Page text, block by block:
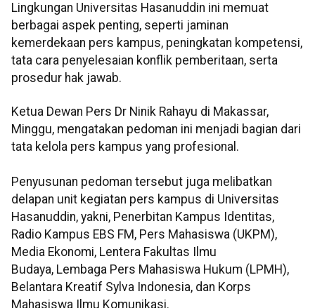
Lingkungan Universitas Hasanuddin ini memuat
berbagai aspek penting, seperti jaminan
kemerdekaan pers kampus, peningkatan kompetensi,
tata cara penyelesaian konflik pemberitaan, serta
prosedur hak jawab.
Ketua Dewan Pers Dr Ninik Rahayu di Makassar,
Minggu, mengatakan pedoman ini menjadi bagian dari
tata kelola pers kampus yang profesional.
Penyusunan pedoman tersebut juga melibatkan
delapan unit kegiatan pers kampus di Universitas
Hasanuddin, yakni, Penerbitan Kampus Identitas,
Radio Kampus EBS FM, Pers Mahasiswa (UKPM),
Media Ekonomi, Lentera Fakultas Ilmu
Budaya, Lembaga Pers Mahasiswa Hukum (LPMH),
Belantara Kreatif Sylva Indonesia, dan Korps
Mahasiswa Ilmu Komunikasi.